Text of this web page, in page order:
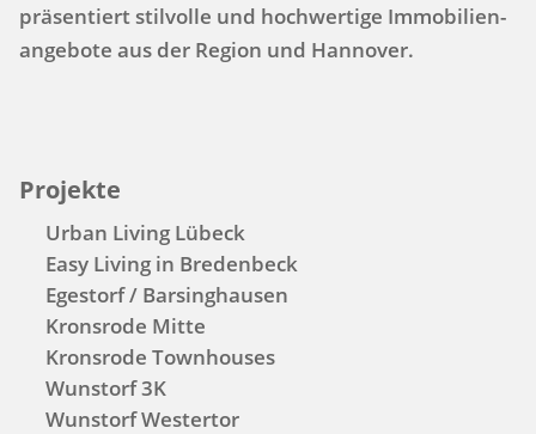
präsentiert stilvolle und hochwertige Immo­bilien­
angebote aus der Region und Hannover.
Projekte
Urban Living Lübeck
Easy Living in Bredenbeck
Egestorf / Barsinghausen
Kronsrode Mitte
Kronsrode Townhouses
Wunstorf 3K
Wunstorf Westertor